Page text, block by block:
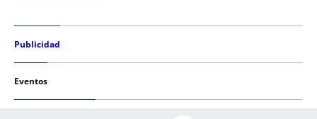
Publicidad
Eventos